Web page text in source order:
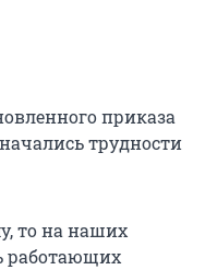
приказа
трудности
то на наших
работающих